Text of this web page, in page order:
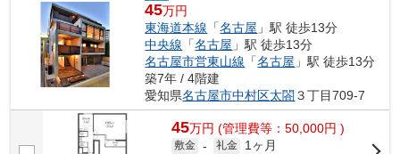
45万円
東海道本線 「名古屋 」駅 徒歩13分
中央線 「名古屋 」駅 徒歩13分
名古屋市営東山線 「名古屋 」駅 徒歩13分
築7年 / 4階建
愛知県名古屋市中村区太閤 ３丁目709-7
45万円 (管理費等：50,000円 )
敷金 - 礼金 1ヶ月